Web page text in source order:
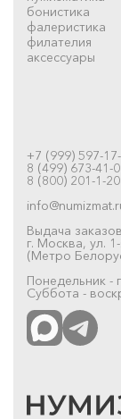
бонистика
фалеристика
филателия
аксессуары
+7 (999) 597-
8 (499) 673-41-
8 (800) 201-1-
Выдача
г. Москва, ул.
(Метро
Понедельник -
Суббота -